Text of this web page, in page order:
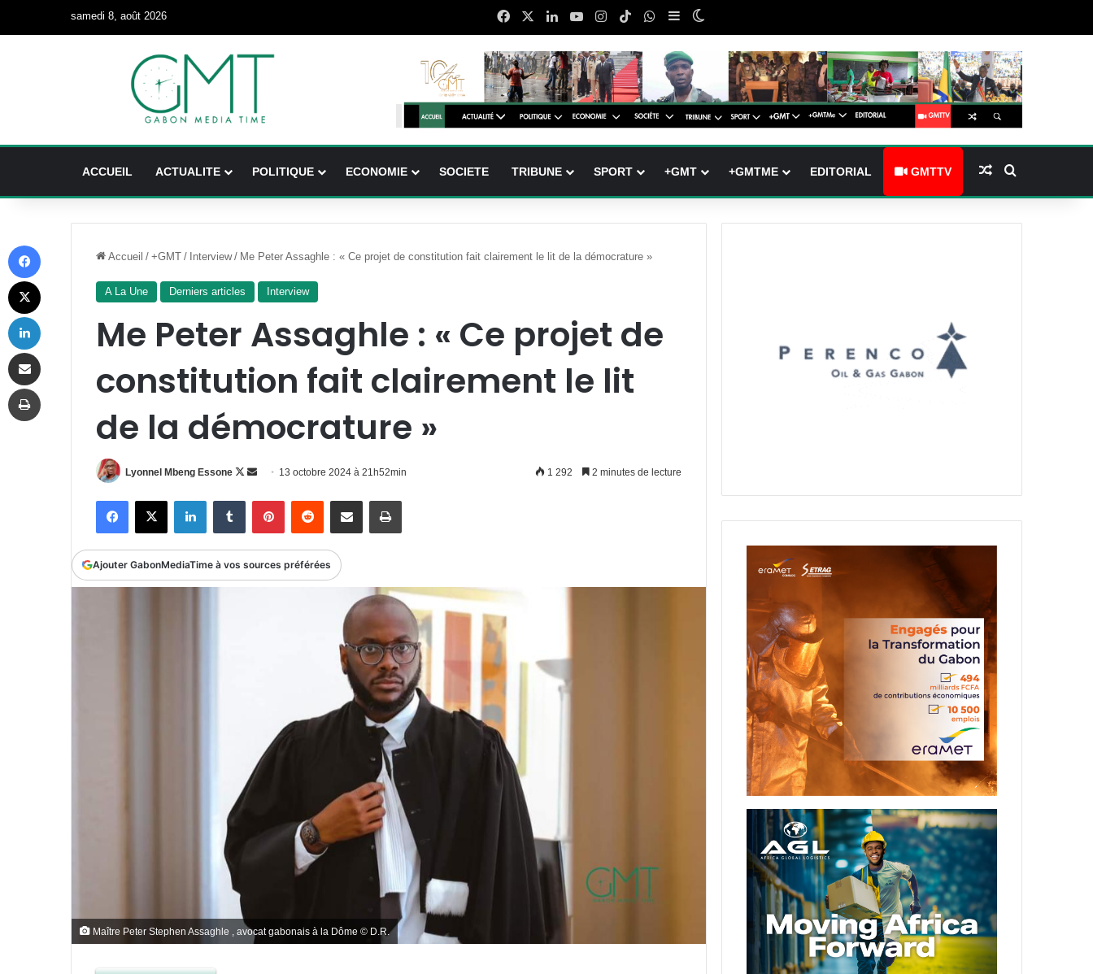
samedi 8, août 2026 FacebookLinkedinYouTubeInstagram
TikTokWhatsApp
Sidebar (barre latérale)
Switch skin
ACCUEIL ACTUALITE POLITIQUE ECONOMIE SOCIETE TRIBUNE SPORT +GMT +GMTME EDITORIAL GMTTV Article Aléatoire
Accueil / +GMT / Interview / Me Peter Assaghle : « Ce projet de constitution fait clairement le lit de la démocrature »
A La Une Derniers articles Interview
Me Peter Assaghle : « Ce projet de
constitution fait clairement le lit
de la démocrature »
Lyonnel Mbeng Essone
Follow
Envoyer
courriel
13 octobre 2024 à 21h52min 1 292 2 minutes de lecture
FacebookX LinkedinTumblr PinterestReddit Partager par email Imprimer
Ajouter GabonMediaTime à vos sources préférées
Maître Peter Stephen Assaghle , avocat gabonais à la Dôme © D.R.